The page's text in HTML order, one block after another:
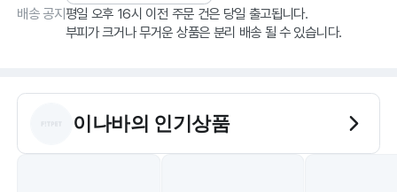
배송 공지평일 오후 16시 이전 주문 건은 당일 출고됩니다.
부피가 크거나 무거운 상품은 분리 배송 될 수 있습니다.
이나바의 인기상품